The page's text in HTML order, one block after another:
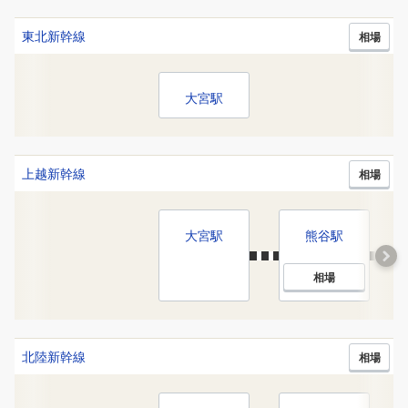
東北新幹線 相場
大宮駅
上越新幹線 相場
大宮駅 熊谷駅
相場
北陸新幹線 相場